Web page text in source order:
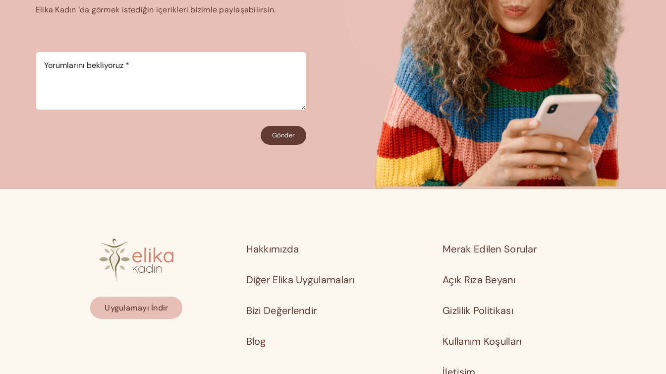
Elika Kadın ‘da görmek istediğin içerikleri bizimle paylaşabilirsin.
Gönder
Uygulamayı İndir
Hakkımızda
Diğer Elika Uygulamaları
Bizi Değerlendir
Blog
Merak Edilen Sorular
Açık Rıza Beyanı
Gizlilik Politikası
Kullanım Koşulları